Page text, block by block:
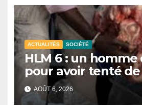
ACTUALITÉS SOCIÉTÉ
HLM 6 : un
pour avoir tenté
et revendre de la
impropre à la
AOÛT 6, 2026